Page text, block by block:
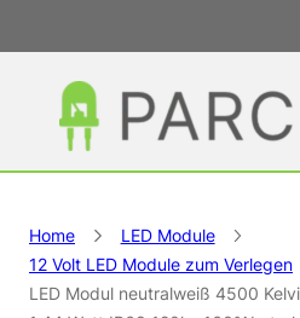
Home
LED Module
12 Volt LED Module zum Verlegen
LED Modul neutralweiß 4500